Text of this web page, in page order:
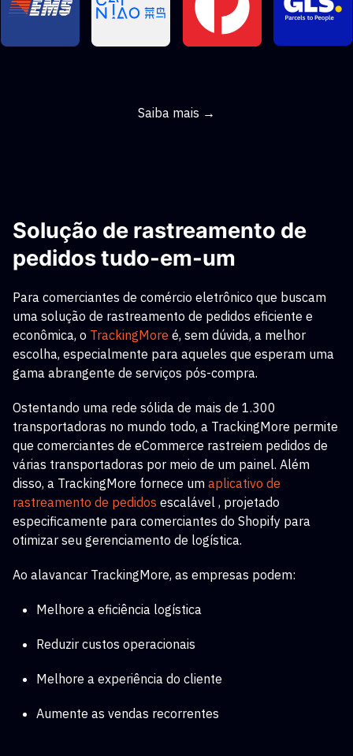
Saiba mais →
Solução de rastreamento de
pedidos tudo-em-um
Para comerciantes de comércio eletrônico que buscam
uma solução de rastreamento de pedidos eficiente e
econômica, o TrackingMore é, sem dúvida, a melhor
escolha, especialmente para aqueles que esperam uma
gama abrangente de serviços pós-compra.
Ostentando uma rede sólida de mais de 1.300
transportadoras no mundo todo, a TrackingMore permite
que comerciantes de eCommerce rastreiem pedidos de
várias transportadoras por meio de um painel. Além
disso, a TrackingMore fornece um aplicativo de
rastreamento de pedidos escalável , projetado
especificamente para comerciantes do Shopify para
otimizar seu gerenciamento de logística.
Ao alavancar TrackingMore, as empresas podem:
Melhore a eficiência logística
Reduzir custos operacionais
Melhore a experiência do cliente
Aumente as vendas recorrentes